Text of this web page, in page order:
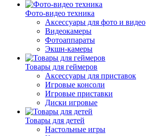
Фото-видео техника
Аксессуары для фото и видео
Видеокамеры
Фотоаппараты
Экшн-камеры
Товары для геймеров
Аксессуары для приставок
Игровые консоли
Игровые приставки
Диски игровые
Товары для детей
Настольные игры